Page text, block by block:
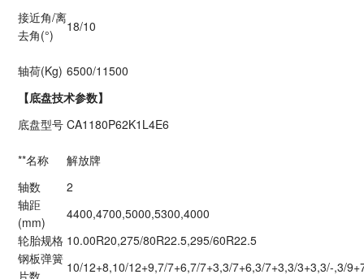
接近角/离
去角(°)
18/10
轴荷(Kg) 6500/11500
【底盘技术参数】
底盘型号 CA1180P62K1L4E6
**名称
解放牌
轴数
2
轴距
(mm)
4400,4700,5000,5300,4000
轮胎规格 10.00R20,275/80R22.5,295/60R22.5
钢板弹簧
10/12+8,10/12+9,7/7+6,7/7+3,3/7+6,3/7+3,3/3+3,3/-,3/